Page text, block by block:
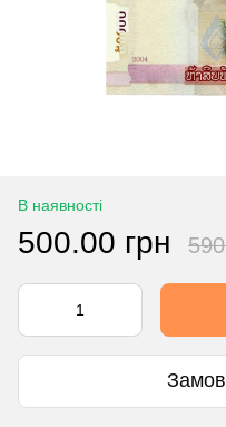
В наявності
500.00 грн